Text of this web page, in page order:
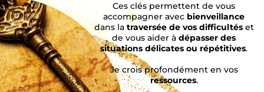
Ces clés permettent de vous
accompagner avec bienveillance
dans la traversée de vos difficultés et
de vous aider à dépasser des
situations délicates ou répétitives.
Je crois profondément en vos
ressources.